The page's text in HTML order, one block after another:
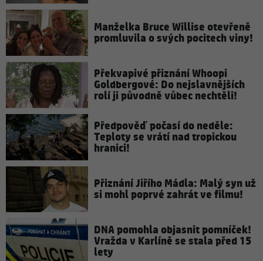
Manželka Bruce Willise otevřeně
promluvila o svých pocitech viny!
Překvapivé přiznání Whoopi
Goldbergové: Do nejslavnějších
rolí ji původně vůbec nechtěli!
Předpověď počasí do neděle:
Teploty se vrátí nad tropickou
hranici!
Přiznání Jiřího Mádla: Malý syn už
si mohl poprvé zahrát ve filmu!
DNA pomohla objasnit pomníček!
Vražda v Karlíně se stala před 15
lety